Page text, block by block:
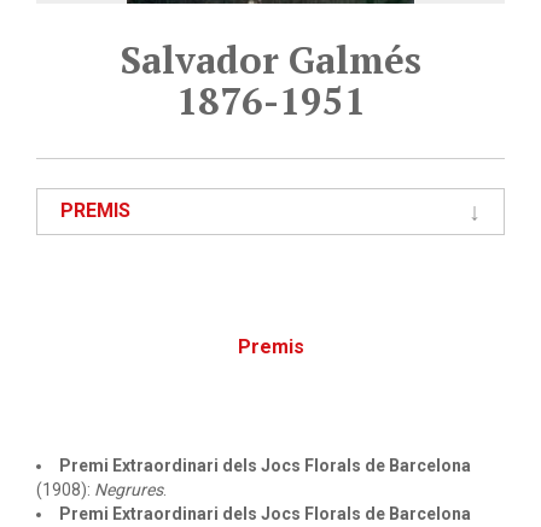
Salvador Galmés
1876-1951
PREMIS
Premis
Premi Extraordinari dels Jocs Florals de Barcelona
(1908): Negrures.
Premi Extraordinari dels Jocs Florals de Barcelona